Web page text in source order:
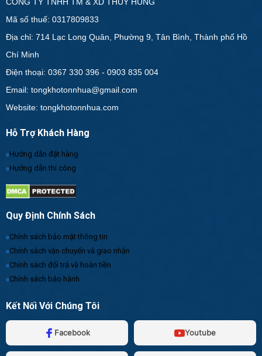
Mã số thuế: 0317809833
Địa chỉ: 714 Lạc Long Quân, Phường 9, Tân Bình, Thành phố Hồ
Chí Minh
Điện thoại: 0367 330 396 - 0903 835 004
Email: tongkhotonnhua@gmail.com
Website: tongkhotonnhua.com
Hỗ Trợ Khách Hàng
Hướng dẫn đặt hàng
Hướng dẫn thi công
Quy Định Chính Sách
Chính sách bảo mật thông tin
Chính sách vận chuyển và giao nhận
Chính sách đổi trả và hoàn tiền
Chính sách bảo hành
Kết Nối Với Chúng Tôi
Facebook Youtube